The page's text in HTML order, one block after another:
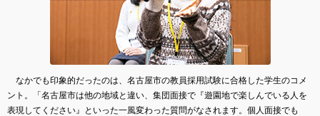
なかでも印象的だったのは、名古屋市の教員採用試験に合格した学生のコメ
ント。「名古屋市は他の地域と違い、集団面接で『遊園地で楽しんでいる人を
表現してください』といった一風変わった質問がなされます。個人面接でも